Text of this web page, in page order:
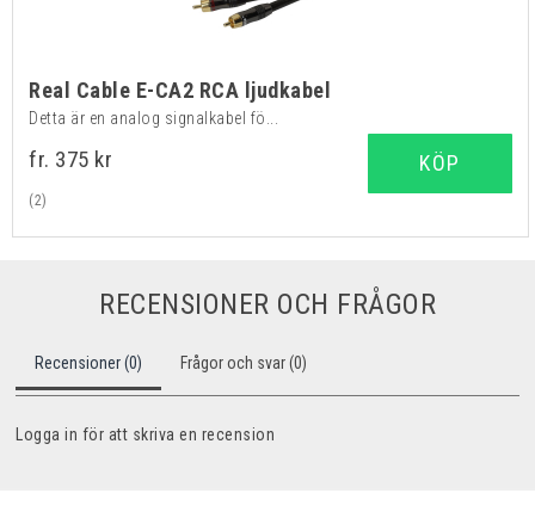
Real Cable E-CA2 RCA ljudkabel
Detta är en analog signalkabel fö...
fr. 375 kr
(2)
KÖP
RECENSIONER OCH FRÅGOR
Recensioner (0) Frågor och svar (0)
Logga in för att skriva en recension